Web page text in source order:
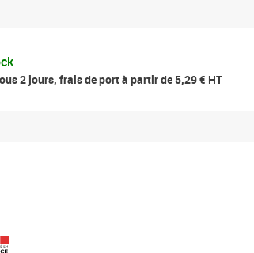
2 jours, frais de port à partir de 5,29 € HT